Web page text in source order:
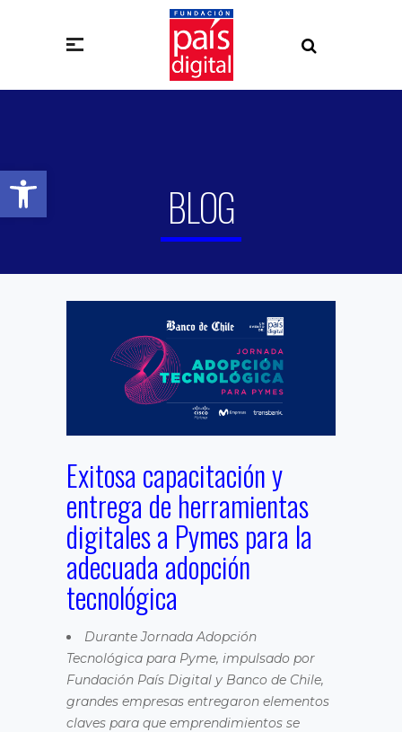
Abrir barra de herramientas
BLOG
Exitosa capacitación y
entrega de herramientas
digitales a Pymes para la
adecuada adopción
tecnológica
Durante Jornada Adopción
Tecnológica para Pyme, impulsado por
Fundación País Digital y Banco de Chile,
grandes empresas entregaron elementos
claves para que emprendimientos se